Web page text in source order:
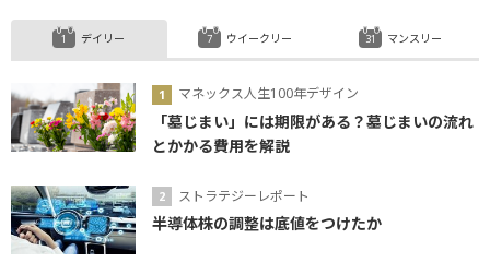
デイリー
マネックス人生100年デザイン
「墓じまい」には期限がある？墓じまいの流れ
とかかる費用を解説
ストラテジーレポート
半導体株の調整は底値をつけたか
ウイークリー マンスリー